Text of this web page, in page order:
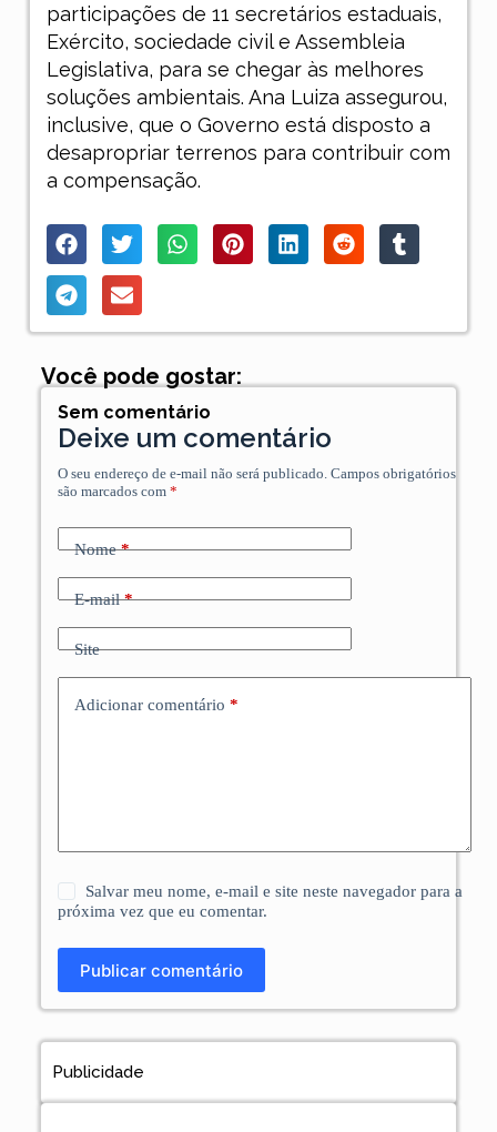
participações de 11 secretários estaduais,
Exército, sociedade civil e Assembleia
Legislativa, para se chegar às melhores
soluções ambientais. Ana Luiza assegurou,
inclusive, que o Governo está disposto a
desapropriar terrenos para contribuir com
a compensação.
Você pode gostar:
Sem comentário
Deixe um comentário
O seu endereço de e-mail não será publicado. Campos obrigatórios
são marcados com *
Nome*
E-mail*
Site
Adicionar comentário *
Salvar meu nome, e-mail e site neste navegador para a
próxima vez que eu comentar.
Publicar comentário
Publicidade